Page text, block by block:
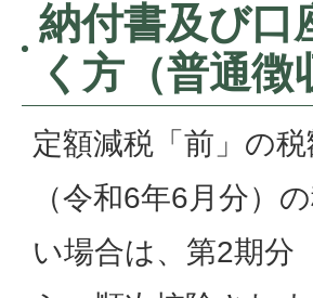
納付書及び口
く方（普通徴
定額減税「前」の
（令和6年6月分）
い場合は、第2期分